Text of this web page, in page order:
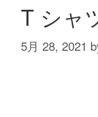
T シャ
5月 28, 2021